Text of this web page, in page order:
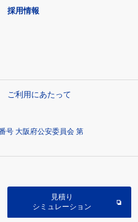
採用情報
ご利用にあたって
号 大阪府公安委員会 第
見積り
シミュレーション